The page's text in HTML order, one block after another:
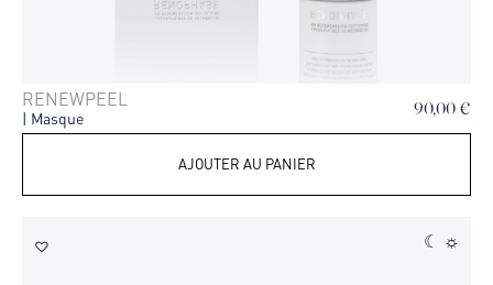
RENEWPEEL
| Masque 90,00€
AJOUTER AU PANIER
☾ ☼